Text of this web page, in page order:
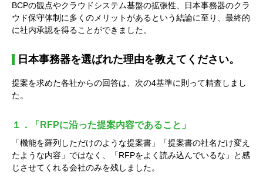
BCPの観点やクラウドシステム基盤の拡張性、日本事務器のクラ
ウド保守体制に多くのメリットがあるという結論に至り、最終的
に社内承認を得ることができました。
日本事務器を選ばれた理由を教えてください。
提案を求めた各社からの回答は、次の4基準に則って精査しまし
た。
１．「RFPに沿った提案内容であること」
「機能を羅列しただけのような提案書」「提案書の社名だけ変え
たような内容」ではなく、「RFPをよく読み込んでいるな」と感
じさせてくれる会社のみを残しました。